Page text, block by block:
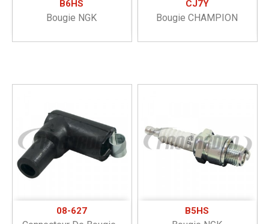
B6HS
Bougie NGK
CJ7Y
Bougie CHAMPION
08-627 B5HS